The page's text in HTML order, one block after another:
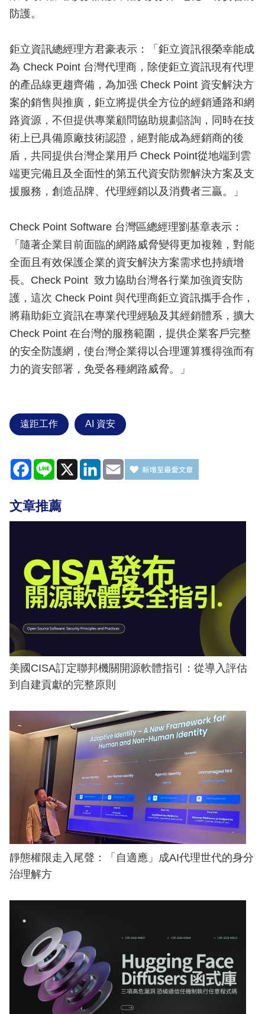
防護。
鉅立資訊總經理方君豪表示：「鉅立資訊很榮幸能成
為 Check Point 台灣代理商，除使鉅立資訊現有代理
的產品線更趨齊備，為加强 Check Point 資安解決方
案的銷售與推廣，鉅立將提供全方位的經銷通路和網
路資源，不但提供專業顧問協助規劃諮詢，同時在技
術上已具備原廠技術認證，絕對能成為經銷商的後
盾，共同提供台灣企業用戶 Check Point從地端到雲
端更完備且及全面性的第五代資安防禦解決方案及支
援服務，創造品牌、代理經銷以及消費者三贏。」
Check Point Software 台灣區總經理劉基章表示：
「隨著企業目前面臨的網路威脅變得更加複雜，對能
全面且有效保護企業的資安解決方案需求也持續增
長。Check Point 致力協助台灣各行業加強資安防
護，這次 Check Point 與代理商鉅立資訊攜手合作，
將藉助鉅立資訊在專業代理經驗及其經銷體系，擴大
Check Point 在台灣的服務範圍，提供企業客戶完整
的安全防護網，使台灣企業得以合理運算獲得強而有
力的資安部署，免受各種網路威脅。」
遠距工作 AI 資安
Facebook
Line X LinkedIn
Email
文章推薦
美國CISA訂定聯邦機關開源軟體指引：從導入評估
到自建貢獻的完整原則
靜態權限走入尾聲：「自適應」成AI代理世代的身分
治理解方